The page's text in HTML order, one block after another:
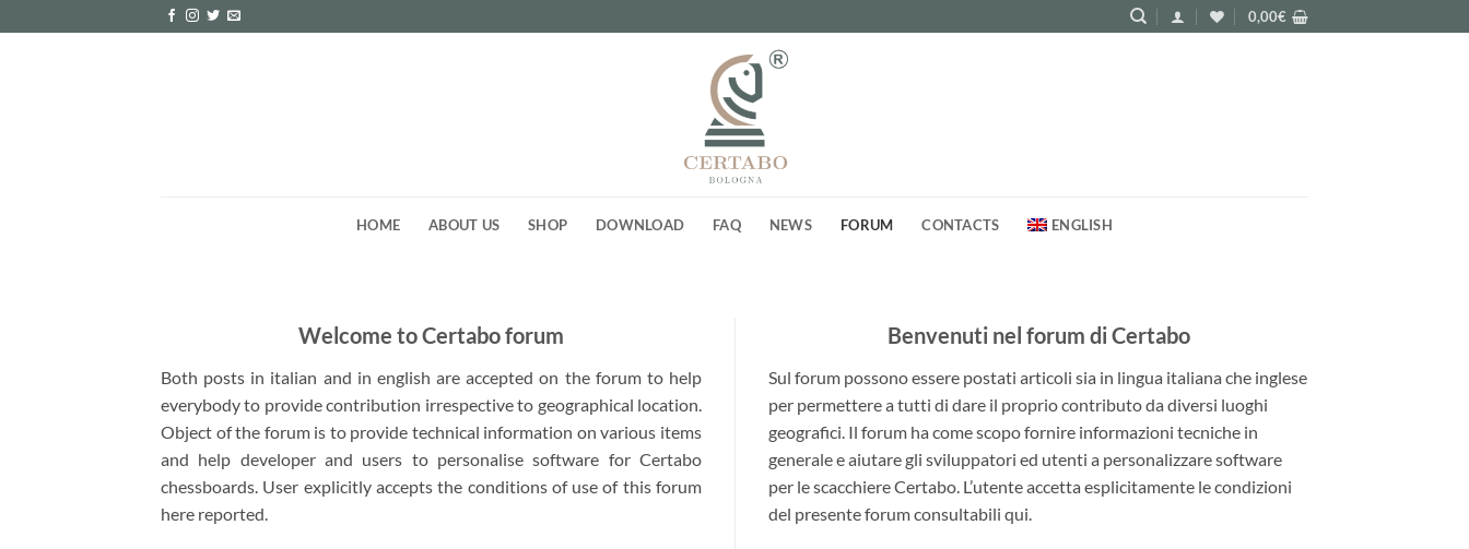
to
0,00€
HOME ABOUT US SHOP DOWNLOAD FAQ NEWS FORUM CONTACTS ENGLISH
Welcome to Certabo forum
Both posts in italian and in english are accepted on the forum to help
everybody to provide contribution irrespective to geographical location.
Object of the forum is to provide technical information on various items
and help developer and users to personalise software for Certabo
chessboards. User explicitly accepts the conditions of use of this forum
here reported.
Benvenuti nel forum di Certabo
Sul forum possono essere postati articoli sia in lingua italiana che inglese
per permettere a tutti di dare il proprio contributo da diversi luoghi
geografici. Il forum ha come scopo fornire informazioni tecniche in
generale e aiutare gli sviluppatori ed utenti a personalizzare software
per le scacchiere Certabo. L’utente accetta esplicitamente le condizioni
del presente forum consultabili qui.